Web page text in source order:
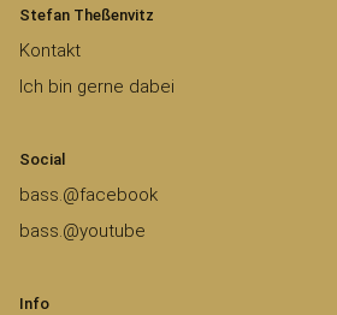
Stefan Theßenvitz
Kontakt
Ich bin gerne dabei
Social
bass.@facebook
bass.@youtube
Info